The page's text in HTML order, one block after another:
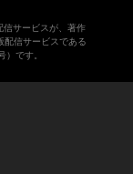
信サービスが、著作
配信サービスである
）です。